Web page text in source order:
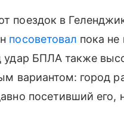
поездок в
посоветовал пока не
удар БПЛА также
вариантом: город
посетивший его,